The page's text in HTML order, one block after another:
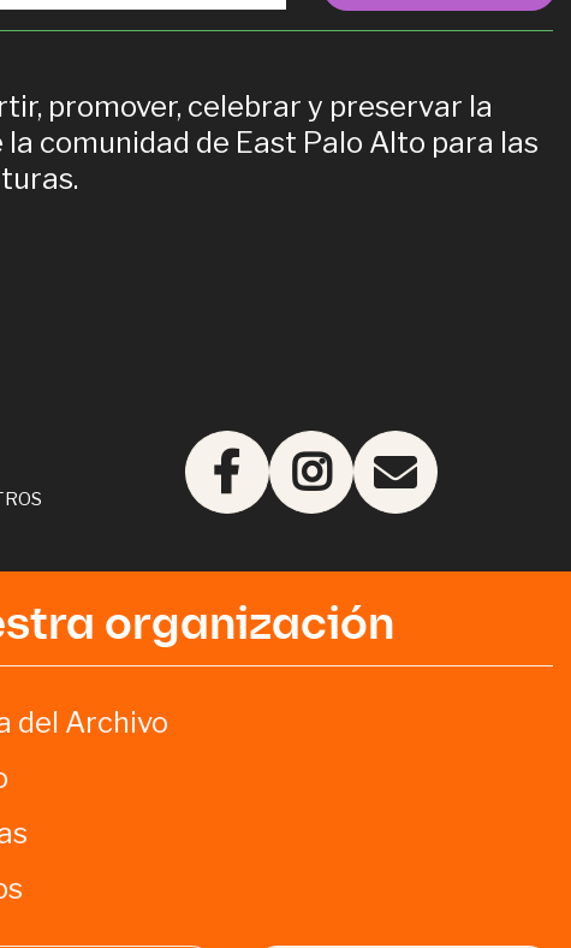
promover, celebrar y preservar la
comunidad de East Palo Alto para las
organización
del Archivo